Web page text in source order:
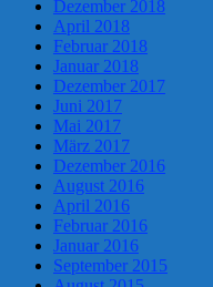
Dezember 2018
April 2018
Februar 2018
Januar 2018
Dezember 2017
Juni 2017
Mai 2017
März 2017
Dezember 2016
August 2016
April 2016
Februar 2016
Januar 2016
September 2015